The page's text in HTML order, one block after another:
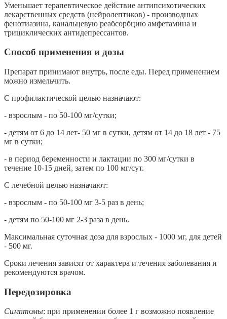
Уменьшает терапевтическое действие антипсихотических
лекарственных средств (нейролептиков) - производных
фенотиазина, канальцевую реабсорбцию амфетамина и
трициклических антидепрессантов.
Способ применения и дозы
Препарат принимают внутрь, после еды. Перед применением
можно измельчить.
С профилактической целью назначают:
- взрослым - по 50-100 мг/сутки;
- детям от 6 до 14 лет- 50 мг в сутки, детям от 14 до 18 лет - 75
мг в сутки;
- в период беременности и лактации по 300 мг/сутки в
течение 10-15 дней, затем по 100 мг/сут.
С лечебной целью назначают:
- взрослым - по 50-100 мг 3-5 раз в день;
- детям по 50-100 мг 2-3 раза в день.
Максимальная суточная доза для взрослых - 1000 мг, для детей
- 500 мг.
Сроки лечения зависят от характера и течения заболевания и
рекомендуются врачом.
Передозировка
Симптомы: при применении более 1 г возможно появление